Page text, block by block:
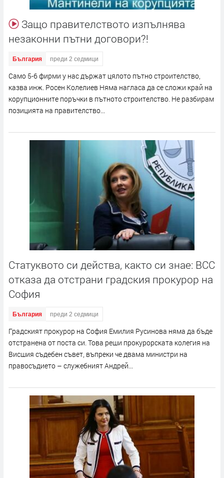
Защо правителството изпълнява
незаконни пътни договори?!
България преди 2 седмици
Само 5-6 фирми у нас държат цялото пътно строителство,
казва инж. Росен Колелиев Няма нагласа да се сложи край на
корупционните поръчки в пътното строителство. Не разбирам
позицията на правителство...
Статуквото си действа, както си знае: ВСС
отказа да отстрани градския прокурор на
София
България преди 2 седмици
Градският прокурор на София Емилия Русинова няма да бъде
отстранена от поста си. Това реши прокурорската колегия на
Висшия съдебен съвет, въпреки че двама министри на
правосъдието – служебният Андрей...